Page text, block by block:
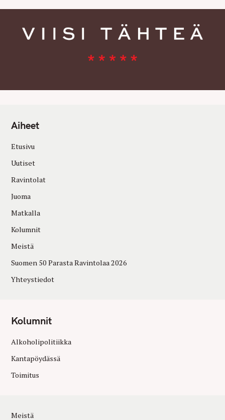
Aiheet
Etusivu
Uutiset
Ravintolat
Juoma
Matkalla
Kolumnit
Meistä
Suomen 50 Parasta Ravintolaa 2026
Yhteystiedot
Kolumnit
Alkoholipolitiikka
Kantapöydässä
Toimitus
Meistä